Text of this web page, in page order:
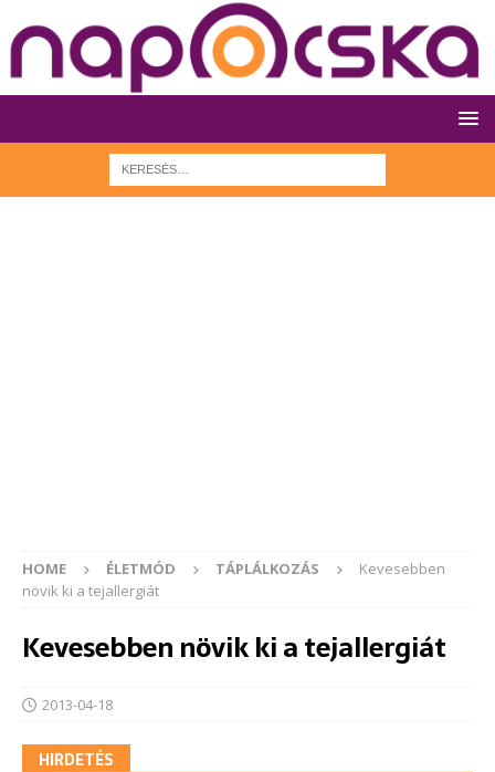
HOME ÉLETMÓD TÁPLÁLKOZÁS
Kevesebben
növik ki a tejallergiát
Kevesebben növik ki a tejallergiát
2013-04-18
HIRDETÉS